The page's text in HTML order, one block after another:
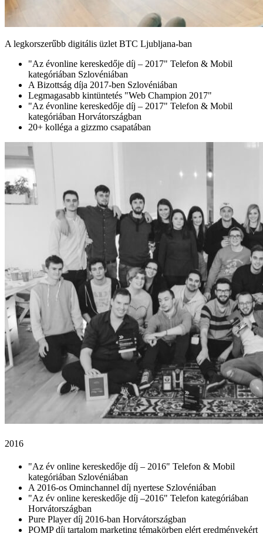
A legkorszerűbb digitális üzlet BTC Ljubljana-ban
"Az évonline kereskedője díj – 2017" Telefon & Mobil
kategóriában Szlovéniában
A Bizottság díja 2017-ben Szlovéniában
Legmagasabb kintüntetés "Web Champion 2017"
"Az évonline kereskedője díj – 2017" Telefon & Mobil
kategóriában Horvátországban
20+ kolléga a gizzmo csapatában
2016
"Az év online kereskedője díj – 2016" Telefon & Mobil
kategóriában Szlovéniában
A 2016-os Ominchannel díj nyertese Szlovéniában
"Az év online kereskedője díj –2016" Telefon kategóriában
Horvátországban
Pure Player díj 2016-ban Horvátországban
POMP díj tartalom marketing témakörben elért eredményekért